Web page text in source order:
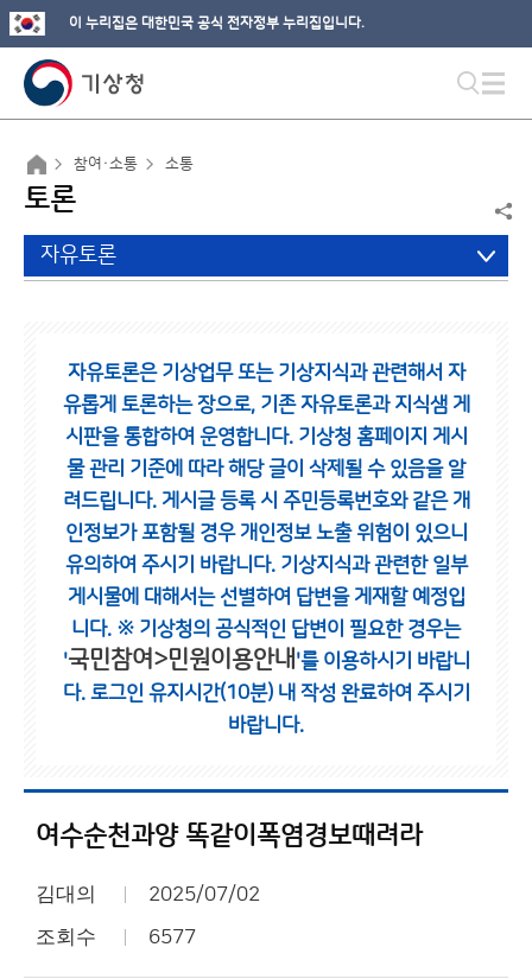
이 누리집은 대한민국 공식 전자정부 누리집입니다.
참여·소통 소통
토론
자유토론
자유토론은 기상업무 또는 기상지식과 관련해서 자
유롭게 토론하는 장으로, 기존 자유토론과 지식샘 게
시판을 통합하여 운영합니다. 기상청 홈페이지 게시
물 관리 기준에 따라 해당 글이 삭제될 수 있음을 알
려드립니다. 게시글 등록 시 주민등록번호와 같은 개
인정보가 포함될 경우 개인정보 노출 위험이 있으니
유의하여 주시기 바랍니다. 기상지식과 관련한 일부
게시물에 대해서는 선별하여 답변을 게재할 예정입
니다. ※ 기상청의 공식적인 답변이 필요한 경우는
'국민참여>민원이용안내 '를 이용하시기 바랍니
다. 로그인 유지시간(10분) 내 작성 완료하여 주시기
바랍니다.
여수순천과양 똑같이폭염경보때려라
김대의 2025/07/02
조회수 6577